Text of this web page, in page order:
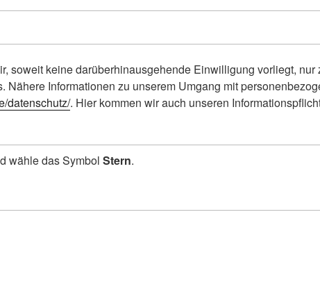
soweit keine darüberhinausgehende Einwilligung vorliegt, nur
Informationen zu unserem Umgang mit
datenschutz/. Hier kommen wir auch unseren
wähle das Symbol Stern.